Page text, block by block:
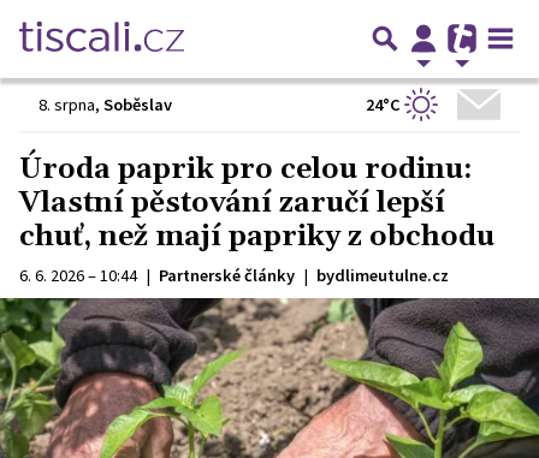
8. srpna, Soběslav 24°C
Úroda paprik pro celou rodinu:
Vlastní pěstování zaručí lepší
chuť, než mají papriky z obchodu
6. 6. 2026 – 10:44 | Partnerské články | bydlimeutulne.cz